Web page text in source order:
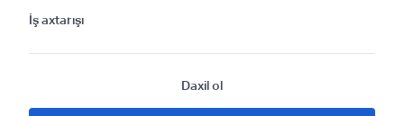
İş axtarışı
Daxil ol
Taktikalar